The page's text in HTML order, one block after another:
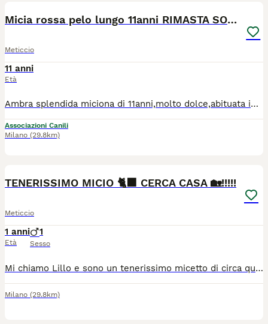
Micia rossa pelo lungo 11anni RIMASTA SOLA.BRESCIA
Meticcio
11 anni
Età
Ambra splendida miciona di 11anni,molto dolce,abituata in appartamento, ama la presenza di altre persone e dei bambini( purché non troppo piccoli ed esuberanti). Sta soffrendo molto x la perdita dell umana e l allontanamento dalla sua casa! Vaccinata,testata negativa, sterilizzata. Si trova a Brescia
Associazioni Canili
Milano (29.8km)
TENERISSIMO MICIO 🐈‍⬛ CERCA CASA 🏡!!!!!
Meticcio
1 anni
Età
1
Sesso
Mi chiamo Lillo e sono un tenerissimo micetto di circa quattro mesi in cerca di una famiglia che mi ami, io ricambierò con tante fusa e tanto tantissimo amore Attualmente vivo in Calabria ma posso raggiungere tutta Italia, i viaggi non mi spaventano Per maggiori informazioni contattare CHETI al n. 3290952932 (meglio whatsapp)
Milano (29.8km)